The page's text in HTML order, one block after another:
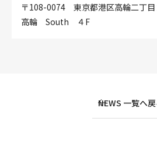
〒108-0074 東京都港区高輪二丁目
高輪 South ４F
NEWS 一覧へ戻